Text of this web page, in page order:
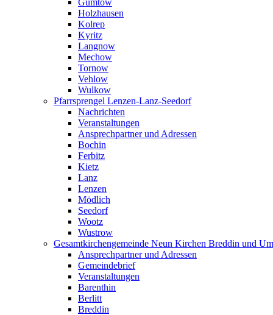
Gumtow
Holzhausen
Kolrep
Kyritz
Langnow
Mechow
Tornow
Vehlow
Wulkow
Pfarrsprengel Lenzen-Lanz-Seedorf
Nachrichten
Veranstaltungen
Ansprechpartner und Adressen
Bochin
Ferbitz
Kietz
Lanz
Lenzen
Mödlich
Seedorf
Wootz
Wustrow
Gesamtkirchengemeinde Neun Kirchen Breddin und
Ansprechpartner und Adressen
Gemeindebrief
Veranstaltungen
Barenthin
Berlitt
Breddin